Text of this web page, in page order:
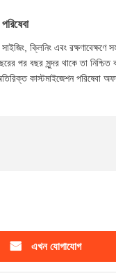
ক্লিনিং এবং রক্ষণাবেক্ষণে
পর বছর সুন্দর থাকে তা
কাস্টমাইজেশন পরিষেবা
এখন যোগাযোগ